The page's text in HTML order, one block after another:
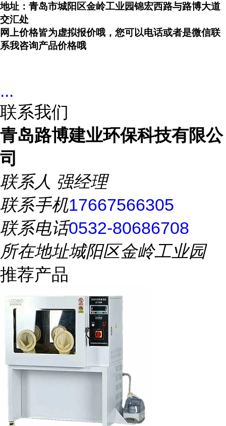
地址：青岛市城阳区金岭工业园锦宏西路与路博大道
交汇处
网上价格皆为虚拟报价哦，您可以电话或者是微信联
系我咨询产品价格哦
...
联系我们
青岛路博建业环保科技有限公
司
联系人 强经理
联系手机17667566305
联系电话0532-80686708
所在地址城阳区金岭工业园
推荐产品